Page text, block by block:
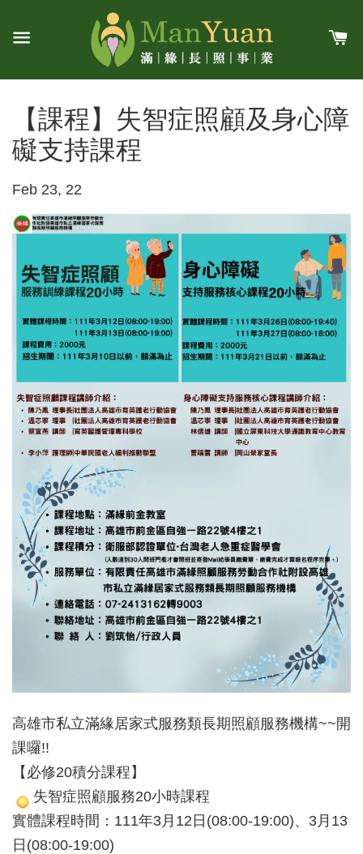
【課程】失智症照顧及身心障
礙支持課程
Feb 23, 22
高雄市私立滿緣居家式服務類長期照顧服務機構~~開
課囉!!
【必修20積分課程】
失智症照顧服務20小時課程
實體課程時間：111年3月12日(08:00-19:00)、3月13
日(08:00-19:00)